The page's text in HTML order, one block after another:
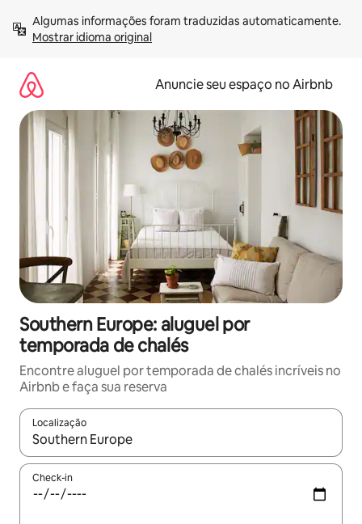
para
Mostrar idioma original
Anuncie seu espaço no Airbnb
Southern Europe: aluguel por
temporada de chalés
Encontre aluguel por temporada de chalés incríveis no
Airbnb e faça sua reserva
Localização
Quando os resultados estiverem disponíveis, explore-os
Check-in